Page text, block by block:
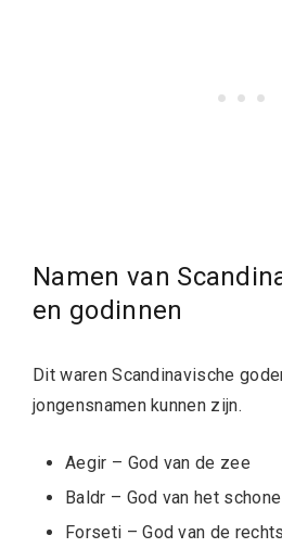
Namen van
en godinnen
Dit waren Scandinavische
jongensnamen kunnen zijn.
Aegir – God van de zee
Baldr – God van het
Forseti – God van de